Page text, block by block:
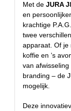
Met de JURA
en
krachtige
twee
apparaat. Of je
koffie en ’s
van
branding – de
mogelijk.
Deze